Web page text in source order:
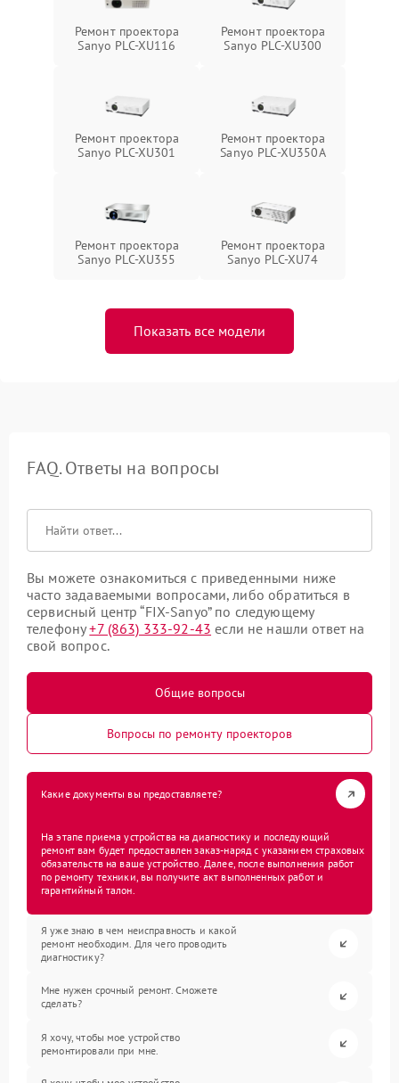
Ремонт проектора
Sanyo PLC-XU116
Ремонт проектора
Sanyo PLC-XU300
Ремонт проектора
Sanyo PLC-XU301
Ремонт проектора
Sanyo PLC-XU350A
Ремонт проектора
Sanyo PLC-XU355
Ремонт проектора
Sanyo PLC-XU74
Показать все модели
FAQ. Ответы на вопросы
Вы можете ознакомиться с приведенными ниже
часто задаваемыми вопросами, либо обратиться в
сервисный центр “FIX-Sanyo” по следующему
телефону+7 (863) 333-92-43 если не нашли ответ на
свой вопрос.
Общие вопросы
Вопросы по ремонту проекторов
Какие документы вы предоставляете?
На этапе приема устройства на диагностику и последующий
ремонт вам будет предоставлен заказ-наряд с указанием страховых
обязательств на ваше устройство. Далее, после выполнения работ
по ремонту техники, вы получите акт выполненных работ и
гарантийный талон.
Я уже знаю в чем неисправность и какой
ремонт необходим. Для чего проводить
диагностику?
Мне нужен срочный ремонт. Сможете
сделать?
Я хочу, чтобы мое устройство
ремонтировали при мне.